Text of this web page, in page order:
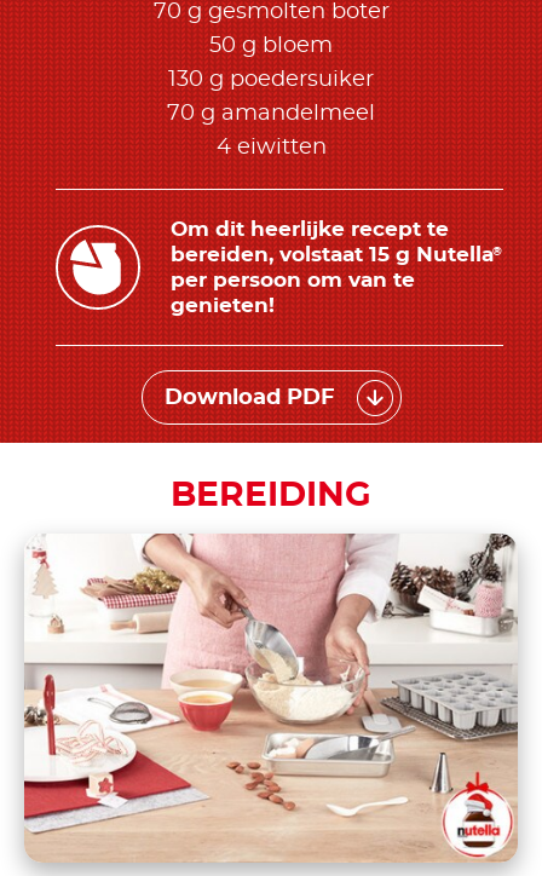
70 g gesmolten boter
50 g bloem
130 g poedersuiker
70 g amandelmeel
4 eiwitten
Om dit heerlijke recept te
bereiden, volstaat 15 g Nutella®
per persoon om van te
genieten!
Download PDF
BEREIDING